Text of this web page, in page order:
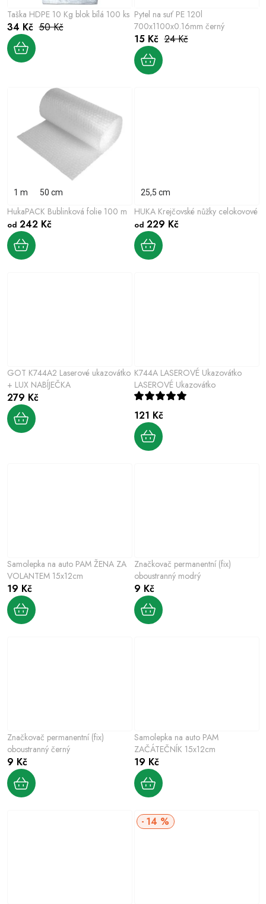
d
u
k
r
o
d
u
Taška HDPE 10 Kg blok bílá 100 ks
34 Kč 50 Kč
Pytel na suť PE 120l
700x1100x0.16mm černý
15 Kč 24 Kč
HukaPACK Bublinková folie 100 m
1 m 50 cm
od242 Kč
HUKA Krejčovské nůžky celokovové
25,5 cm
od229 Kč
GOT K744A2 Laserové ukazovátko
+ LUX NABÍJEČKA
279 Kč
K744A LASEROVÉ Ukazovátko
LASEROVÉ Ukazovátko
121 Kč
Samolepka na auto PAM ŽENA ZA
VOLANTEM 15x12cm
19 Kč
Značkovač permanentní (fix)
oboustranný modrý
9 Kč
Značkovač permanentní (fix)
oboustranný černý
9 Kč
Samolepka na auto PAM
ZAČÁTEČNÍK 15x12cm
19 Kč
14 %